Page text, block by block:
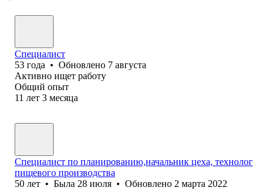
Специалист
53 года • Обновлено 7 августа
Активно ищет работу
Общий опыт
11 лет 3 месяца
Специалист по планированию,начальник цеха, технолог
пищевого производства
50 лет • Была 28 июля • Обновлено 2 марта 2022